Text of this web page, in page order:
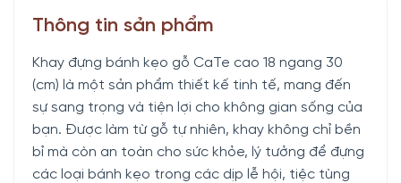
Thông tin sản phẩm
Khay đựng bánh kẹo gỗ CaTe cao 18 ngang 30
(cm) là một sản phẩm thiết kế tinh tế, mang đến
sự sang trọng và tiện lợi cho không gian sống của
bạn. Được làm từ gỗ tự nhiên, khay không chỉ bền
bỉ mà còn an toàn cho sức khỏe, lý tưởng để đựng
các loại bánh kẹo trong các dịp lễ hội, tiệc tùng